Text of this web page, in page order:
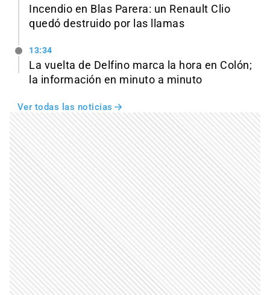
Incendio en Blas Parera: un Renault Clio
quedó destruido por las llamas
13:34
La vuelta de Delfino marca la hora en Colón;
la información en minuto a minuto
Ver todas las noticias